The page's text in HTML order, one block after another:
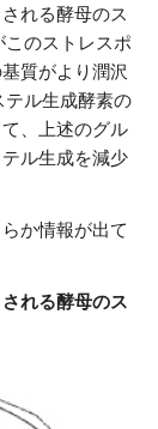
れる酵母のス
のストレスポ
質がより潤沢
ル生成酵素の
、上述のグル
ル生成を減少
か情報が出て
れる酵母のス